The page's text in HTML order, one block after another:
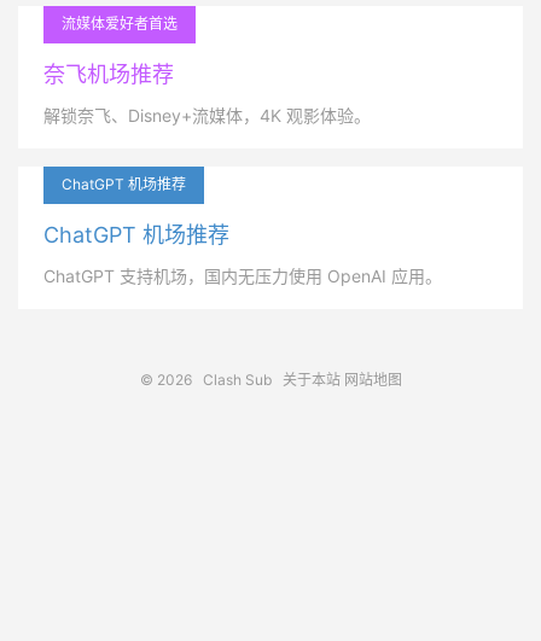
流媒体爱好者首选
奈飞机场推荐
解锁奈飞、Disney+流媒体，4K 观影体验。
ChatGPT 机场推荐
ChatGPT 机场推荐
ChatGPT 支持机场，国内无压力使用 OpenAI 应用。
© 2026 Clash Sub 关于本站 网站地图